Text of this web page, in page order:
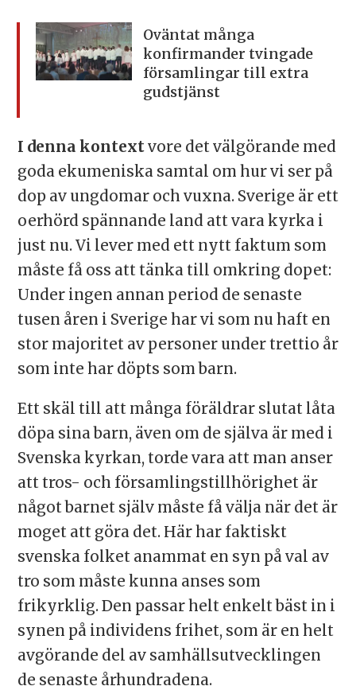
Oväntat många
konfirmander tvingade
församlingar till extra
gudstjänst
I denna kontextvore det välgörande med
goda ekumeniska samtal om hur vi ser på
dop av ungdomar och vuxna. Sverige är ett
oerhörd spännande land att vara kyrka i
just nu. Vi lever med ett nytt faktum som
måste få oss att tänka till omkring dopet:
Under ingen annan period de senaste
tusen åren i Sverige har vi som nu haft en
stor majoritet av personer under trettio år
som inte har döpts som barn.
Ett skäl till att många föräldrar slutat låta
döpa sina barn, även om de själva är med i
Svenska kyrkan, torde vara att man anser
att tros- och församlingstillhörighet är
något barnet själv måste få välja när det är
moget att göra det. Här har faktiskt
svenska folket anammat en syn på val av
tro som måste kunna anses som
frikyrklig. Den passar helt enkelt bäst in i
synen på individens frihet, som är en helt
avgörande del av samhällsutvecklingen
de senaste århundradena.